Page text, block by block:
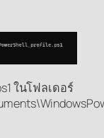
ในโฟลเดอร์